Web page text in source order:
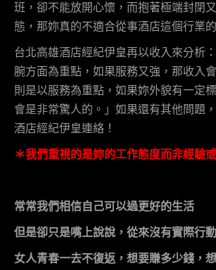
班，卻不能放開心懷，而抱著極端封閉
態，那妳真的不適合從事酒店這個行業的
台北高雄酒店經紀伊皇再以收入來分析
腕方面為重點，如果服務又強，那收入
則是以服務為重點，如果妳外貌有一定
會是非常驚人的。」如果還有其他問題
酒店經紀伊皇連絡！
＊我們重視的是妳的工作態度而非經驗
常常我們相信自己可以過更好的生活
但是卻只是嘴上說說，從來沒有實際行動
女人青春一去不復返，想要賺多少錢，